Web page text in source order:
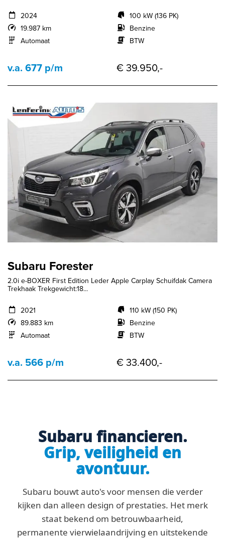
2024
19.987 km
Automaat
100 kW (136 PK)
Benzine
BTW
v.a. 677 p/m € 39.950,-
Subaru Forester
2.0i e-BOXER First Edition Leder Apple Carplay Schuifdak Camera
Trekhaak Trekgewicht:18...
2021
89.883 km
Automaat
110 kW (150 PK)
Benzine
BTW
v.a. 566 p/m € 33.400,-
Subaru financieren.
Grip, veiligheid en
avontuur.
Subaru bouwt auto's voor mensen die verder
kijken dan alleen design of prestaties. Het merk
staat bekend om betrouwbaarheid,
permanente vierwielaandrijving en uitstekende